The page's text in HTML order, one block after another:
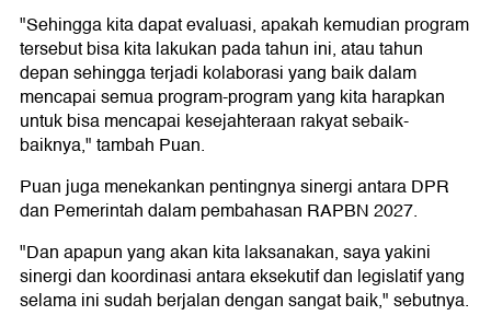
"Sehingga kita dapat evaluasi, apakah kemudian program
tersebut bisa kita lakukan pada tahun ini, atau tahun
depan sehingga terjadi kolaborasi yang baik dalam
mencapai semua program-program yang kita harapkan
untuk bisa mencapai kesejahteraan rakyat sebaik-
baiknya," tambah Puan.
Puan juga menekankan pentingnya sinergi antara DPR
dan Pemerintah dalam pembahasan RAPBN 2027.
"Dan apapun yang akan kita laksanakan, saya yakini
sinergi dan koordinasi antara eksekutif dan legislatif yang
selama ini sudah berjalan dengan sangat baik," sebutnya.